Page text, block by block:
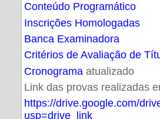
Conteúdo Programático
Inscrições Homologadas
Banca Examinadora
Critérios de Avaliação de
Cronogramaatualizado
Link das provas realizadas
https://drive.google.com/
usp=drive_link